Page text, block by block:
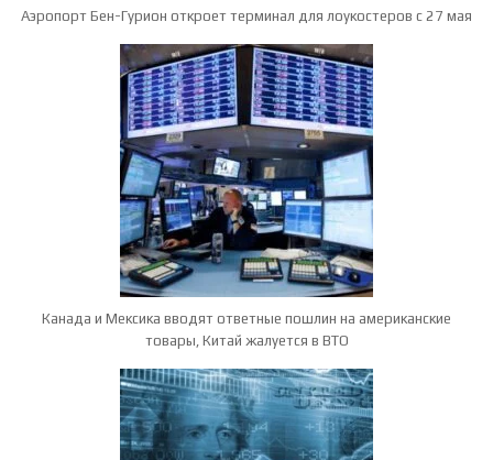
Аэропорт Бен-Гурион откроет терминал для лоукостеров с 27 мая
Канада и Мексика вводят ответные пошлин на американские
товары, Китай жалуется в ВТО